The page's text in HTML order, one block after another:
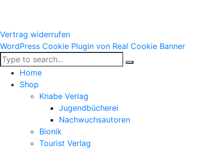
Vertrag widerrufen
WordPress Cookie Plugin von Real Cookie Banner
Home
Shop
Knabe Verlag
Jugendbücherei
Nachwuchsautoren
Bionik
Tourist Verlag